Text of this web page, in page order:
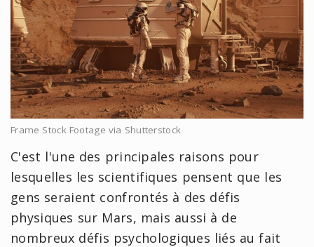
Frame Stock Footage via Shutterstock
C'est l'une des principales raisons pour
lesquelles les scientifiques pensent que les
gens seraient confrontés à des défis
physiques sur Mars, mais aussi à de
nombreux défis psychologiques liés au fait